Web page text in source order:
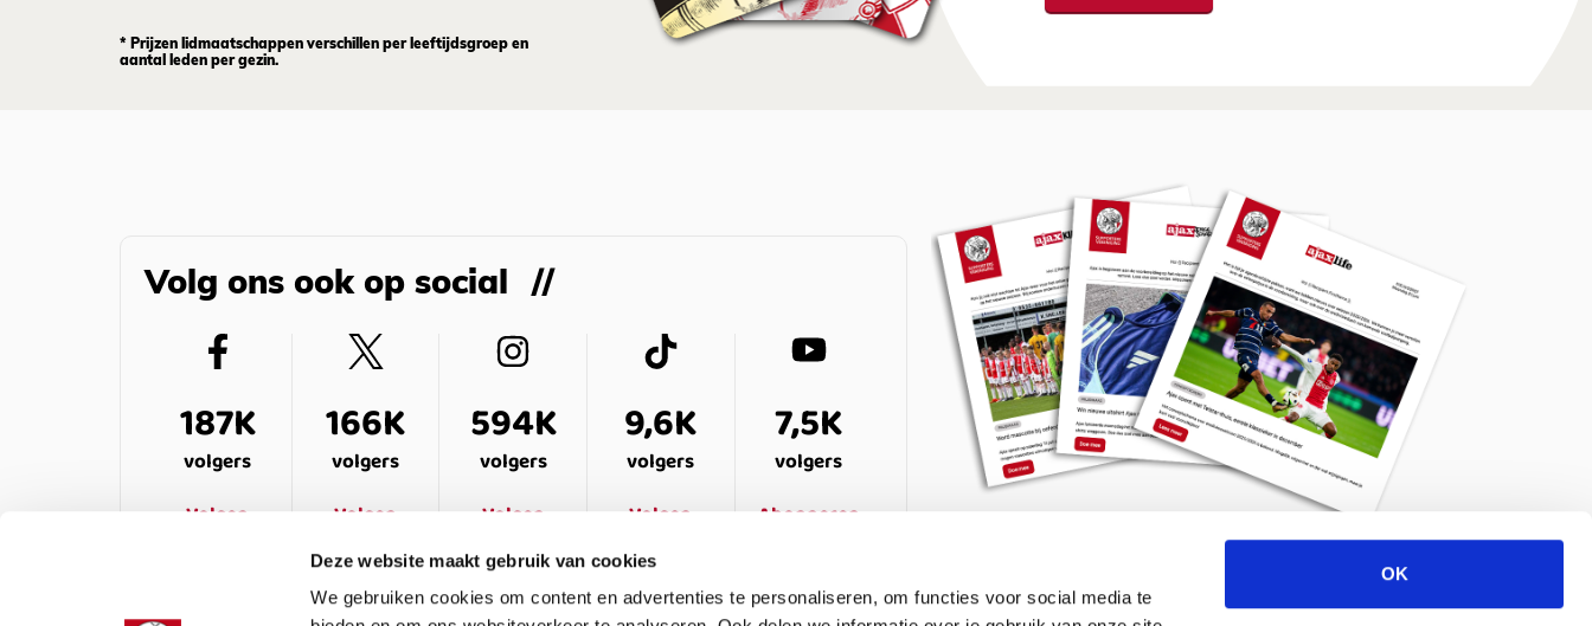
Deze website maakt gebruik van cookies
We gebruiken cookies om content en advertenties te personaliseren, om functies voor social media te
OK
* Prijzen lidmaatschappen verschillen per leeftijdsgroep en
aantal leden per gezin.
Volg ons ook op social
187K
volgers
Volgen
166K
volgers
Volgen
594K
volgers
Volgen
9,6K
volgers
Volgen
7,5K
volgers
Abonneren
Meld je aan voor de nieuwsbrief